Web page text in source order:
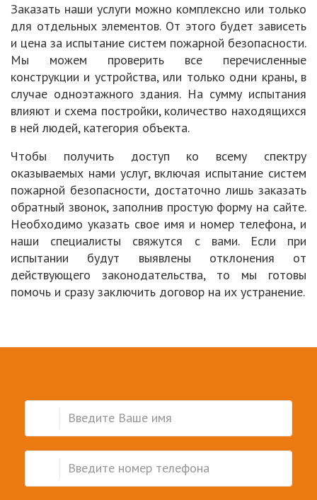
Заказать наши услуги можно комплексно или только
для отдельных элементов. От этого будет зависеть
и цена за испытание систем пожарной безопасности.
Мы можем проверить все перечисленные
конструкции и устройства, или только одни краны, в
случае одноэтажного здания. На сумму испытания
влияют и схема постройки, количество находящихся
в ней людей, категория объекта.
Чтобы получить доступ ко всему спектру
оказываемых нами услуг, включая испытание систем
пожарной безопасности, достаточно лишь заказать
обратный звонок, заполнив простую форму на сайте.
Необходимо указать свое имя и номер телефона, и
наши специалисты свяжутся с вами. Если при
испытании будут выявлены отклонения от
действующего законодательства, то мы готовы
помочь и сразу заключить договор на их устранение.